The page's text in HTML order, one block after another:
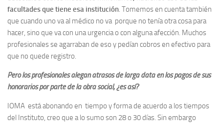
facultades que tiene esa institución. Tomemos en cuenta también
que cuando uno va al médico no va porque no tenía otra cosa para
hacer, sino que va con una urgencia o con alguna afección. Muchos
profesionales se agarraban de eso y pedían cobros en efectivo para
que no quede registro.
Pero los profesionales alegan atrasos de larga data en los pagos de sus
honorarios por parte de la obra social, ¿es así?
IOMA está abonando en tiempo y forma de acuerdo a los tiempos
del Instituto, creo que a lo sumo son 28 o 30 días. Sin embargo